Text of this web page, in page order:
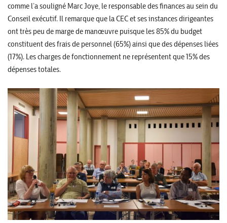
comme l’a souligné Marc Joye, le responsable des finances au sein du
Conseil exécutif. Il remarque que la CEC et ses instances dirigeantes
ont très peu de marge de manœuvre puisque les 85% du budget
constituent des frais de personnel (65%) ainsi que des dépenses liées
(17%). Les charges de fonctionnement ne représentent que 15% des
dépenses totales.